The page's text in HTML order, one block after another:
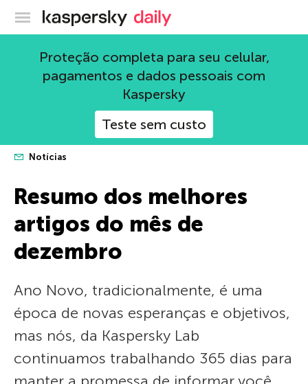
Blog oficial da Kaspersky
Proteção completa para seu celular,
pagamentos e dados pessoais com
Kaspersky
Teste sem custo
Notícias
Resumo dos melhores
artigos do mês de
dezembro
Ano Novo, tradicionalmente, é uma
época de novas esperanças e objetivos,
mas nós, da Kaspersky Lab
continuamos trabalhando 365 dias para